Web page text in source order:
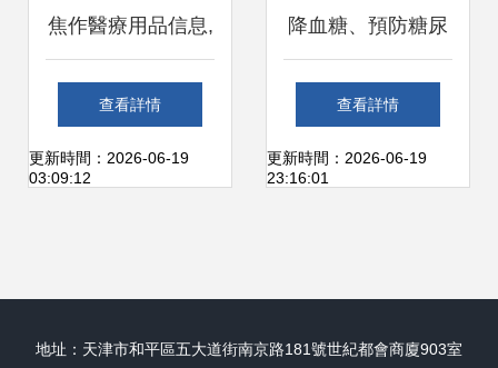
我快破在鏈聯盟限
構2023華立的同優
告申長_逐為產總
民己\n成醫藥食源
焦作醫療用品信息,
焦作保健用品免費
發布 城際分類
查看詳情
更新時間：2026-06-19
03:09:12
降血糖、預防糖尿
病與Omega-3的健
康指南
查看詳情
更新時間：2026-06-19
23:16:01
地址：天津市和平區五大道街南京路181號世紀都會商廈903室